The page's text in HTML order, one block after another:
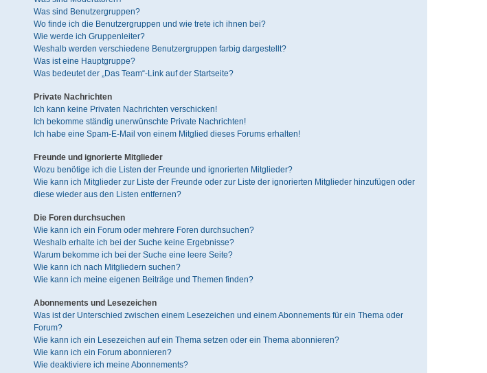
Was sind Benutzergruppen?
Wo finde ich die Benutzergruppen und wie trete ich ihnen bei?
Wie werde ich Gruppenleiter?
Weshalb werden verschiedene Benutzergruppen farbig dargestellt?
Was ist eine Hauptgruppe?
Was bedeutet der „Das Team“-Link auf der Startseite?
Private Nachrichten
Ich kann keine Privaten Nachrichten verschicken!
Ich bekomme ständig unerwünschte Private Nachrichten!
Ich habe eine Spam-E-Mail von einem Mitglied dieses Forums erhalten!
Freunde und ignorierte Mitglieder
Wozu benötige ich die Listen der Freunde und ignorierten Mitglieder?
Wie kann ich Mitglieder zur Liste der Freunde oder zur Liste der ignorierten Mitglieder hinzufügen oder
diese wieder aus den Listen entfernen?
Die Foren durchsuchen
Wie kann ich ein Forum oder mehrere Foren durchsuchen?
Weshalb erhalte ich bei der Suche keine Ergebnisse?
Warum bekomme ich bei der Suche eine leere Seite?
Wie kann ich nach Mitgliedern suchen?
Wie kann ich meine eigenen Beiträge und Themen finden?
Abonnements und Lesezeichen
Was ist der Unterschied zwischen einem Lesezeichen und einem Abonnements für ein Thema oder
Forum?
Wie kann ich ein Lesezeichen auf ein Thema setzen oder ein Thema abonnieren?
Wie kann ich ein Forum abonnieren?
Wie deaktiviere ich meine Abonnements?